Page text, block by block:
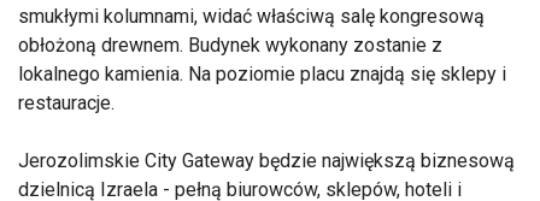
smukłymi kolumnami, widać właściwą salę kongresową
obłożoną drewnem. Budynek wykonany zostanie z
lokalnego kamienia. Na poziomie placu znajdą się sklepy i
restauracje.
Jerozolimskie City Gateway będzie największą biznesową
dzielnicą Izraela - pełną biurowców, sklepów, hoteli i